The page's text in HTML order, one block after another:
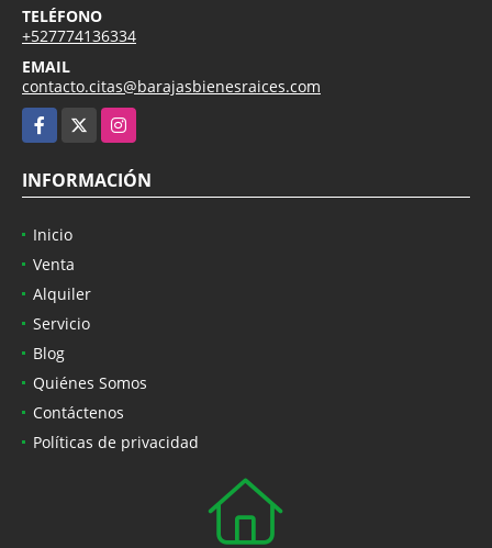
TELÉFONO
+527774136334
EMAIL
contacto.citas@barajasbienesraices.com
Facebook
Instagram
INFORMACIÓN
Inicio
Venta
Alquiler
Servicio
Blog
Quiénes Somos
Contáctenos
Políticas de privacidad